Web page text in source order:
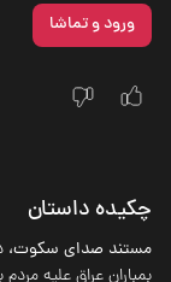
ورود و تماشا
چکیده داستان
مستند صدای سکوت،
بمباران عراق علیه